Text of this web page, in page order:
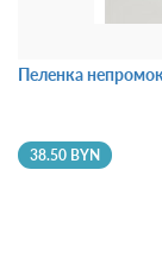
Пеленка
38.50 BYN